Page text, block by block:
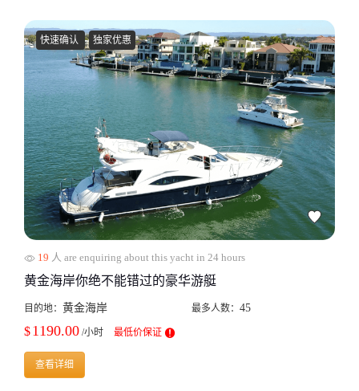
快速确认 独家优惠
19 人 are enquiring about this yacht in 24 hours
黄金海岸你绝不能错过的豪华游艇
目的地： 黄金海岸 最多人数： 45
$1190.00 /小时 最低价保证
查看详细